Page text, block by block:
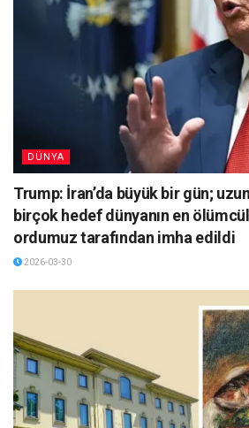
DÜNYA
Trump: İran’da büyük bir gün;
birçok hedef dünyanın en
ordumuz tarafından imha edildi
2026-03-30